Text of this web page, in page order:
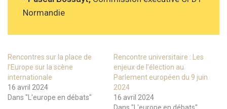
Normandie
Rencontres sur la place de
l’Europe sur la scène
internationale
16 avril 2024
Dans "L'europe en débats"
Rencontre universitaire : Les
enjeux de l’élection au
Parlement européen du 9 juin
2024
16 avril 2024